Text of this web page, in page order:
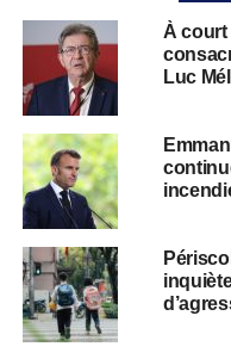
À court
Luc